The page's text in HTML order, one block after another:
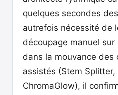
quelques secondes
autrefois nécessité de
découpage manuel
dans la mouvance des
assistés (Stem
ChromaGlow), il